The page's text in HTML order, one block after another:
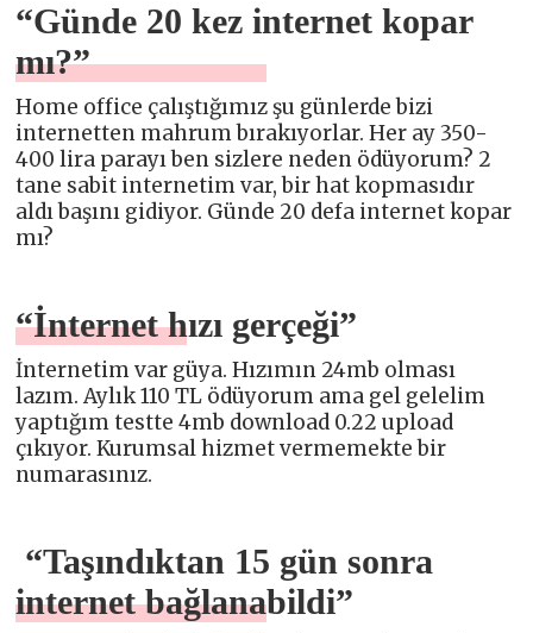
“Günde 20 kez internet kopar
mı?”
Home office çalıştığımız şu günlerde bizi
internetten mahrum bırakıyorlar. Her ay 350-
400 lira parayı ben sizlere neden ödüyorum? 2
tane sabit internetim var, bir hat kopmasıdır
aldı başını gidiyor. Günde 20 defa internet kopar
mı?
“İnternet hızı gerçeği”
İnternetim var güya. Hızımın 24mb olması
lazım. Aylık 110 TL ödüyorum ama gel gelelim
yaptığım testte 4mb download 0.22 upload
çıkıyor. Kurumsal hizmet vermemekte bir
numarasınız.
“Taşındıktan 15 gün sonra
internet bağlanabildi”